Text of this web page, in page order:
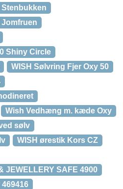
Stenbukken
Jomfruen
Shiny Circle
WISH Sølvring Fjer Oxy 50
Wish Vedhæng m. kæde Oxy
sølv
WISH ørestik Kors CZ
JEWELLERY SAFE 4900